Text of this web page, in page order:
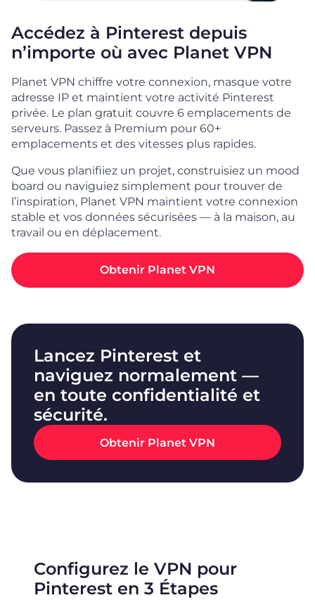
Accédez à Pinterest depuis
n’importe où avec Planet VPN
Planet VPN chiffre votre connexion, masque votre
adresse IP et maintient votre activité Pinterest
privée. Le plan gratuit couvre 6 emplacements de
serveurs. Passez à Premium pour 60+
emplacements et des vitesses plus rapides.
Que vous planifiiez un projet, construisiez un mood
board ou naviguiez simplement pour trouver de
l’inspiration, Planet VPN maintient votre connexion
stable et vos données sécurisées — à la maison, au
travail ou en déplacement.
Obtenir Planet VPN
Lancez Pinterest et
naviguez normalement —
en toute confidentialité et
sécurité.
Obtenir Planet VPN
Configurez le VPN pour
Pinterest en 3 Étapes